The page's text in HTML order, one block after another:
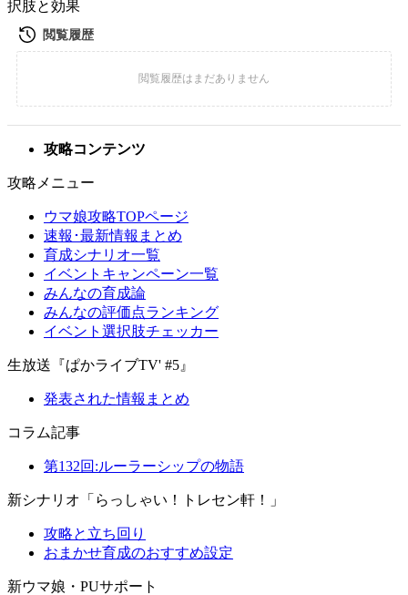
択肢と効果
攻略コンテンツ
攻略メニュー
ウマ娘攻略TOPページ
速報･最新情報まとめ
育成シナリオ一覧
イベントキャンペーン一覧
みんなの育成論
みんなの評価点ランキング
イベント選択肢チェッカー
生放送『ぱかライブTV' #5』
発表された情報まとめ
コラム記事
第132回:ルーラーシップの物語
新シナリオ「らっしゃい！トレセン軒！」
攻略と立ち回り
おまかせ育成のおすすめ設定
新ウマ娘・PUサポート